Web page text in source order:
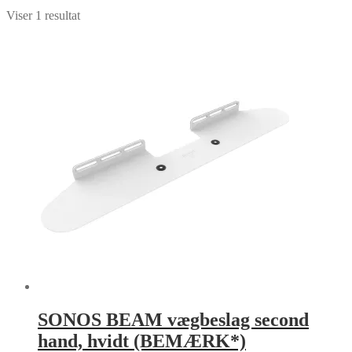
Viser 1 resultat
SONOS BEAM vægbeslag second
hand, hvidt (BEMÆRK*)